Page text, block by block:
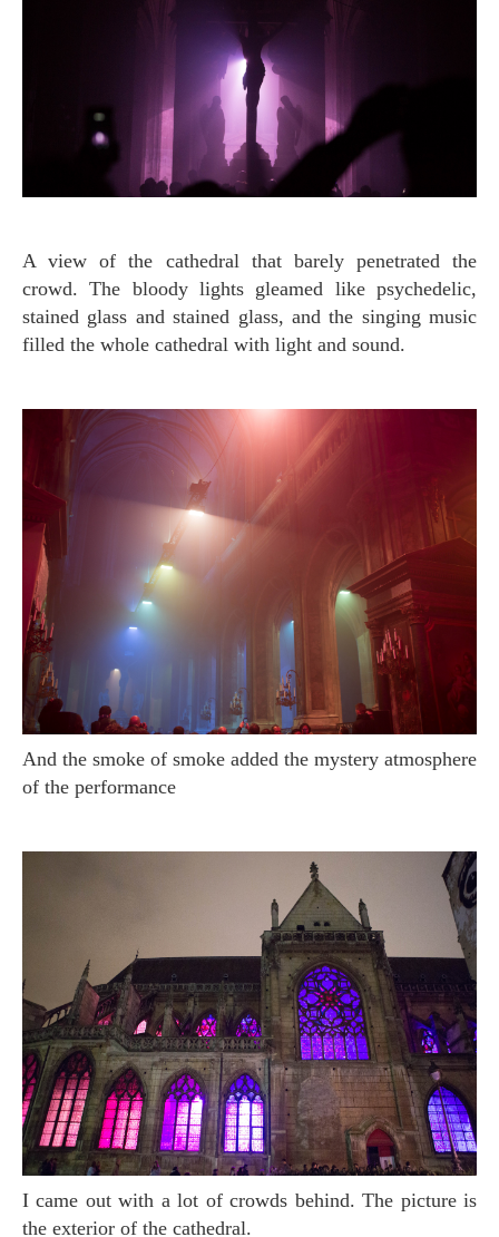
A view of the cathedral that barely penetrated the
crowd. The bloody lights gleamed like psychedelic,
stained glass and stained glass, and the singing music
filled the whole cathedral with light and sound.
And the smoke of smoke added the mystery atmosphere
of the performance
I came out with a lot of crowds behind. The picture is
the exterior of the cathedral.